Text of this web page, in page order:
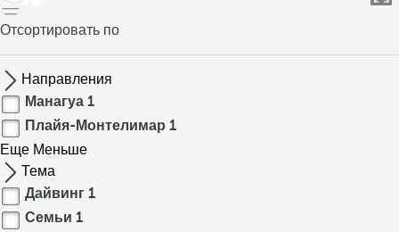
Отсортировать по
Направления
Манагуа 1
Плайя-Монтелимар 1
Еще Меньше
Тема
Дайвинг 1
Семьи 1